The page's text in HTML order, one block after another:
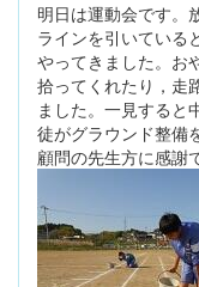
明日は運動会です。
ラインを引いている
やってきました。お
拾ってくれたり，走
ました。一見すると
徒がグラウンド整備
顧問の先生方に感謝